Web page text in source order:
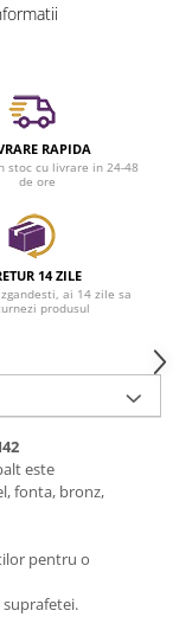
RAPIDA
stoc cu livrare in 24-48
de ore
14 ZILE
ai 14 zile sa
produsul
este
fonta, bronz,
pentru o